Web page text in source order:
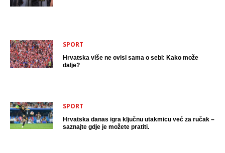
SPORT
Hrvatska više ne ovisi sama o sebi: Kako može
dalje?
SPORT
Hrvatska danas igra ključnu utakmicu već za ručak –
saznajte gdje je možete pratiti.